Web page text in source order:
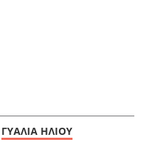
ΓΥΑΛΙΑ ΗΛΙΟΥ